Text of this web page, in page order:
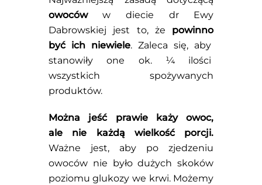
owocóww diecie dr Ewy
Dabrowskiej jest to, że powinno
być ich niewiele. Zaleca się, aby
stanowiły one ok. ¼ ilości
wszystkich spożywanych
produktów.
Można jeść prawie każy owoc,
ale nie każdą wielkość porcji.
Ważne jest, aby po zjedzeniu
owoców nie było dużych skoków
poziomu glukozy we krwi. Możemy